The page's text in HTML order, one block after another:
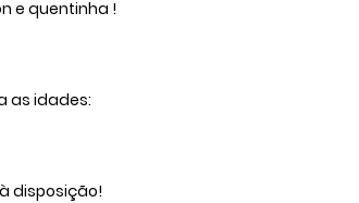
e quentinha !
as idades:
disposição!